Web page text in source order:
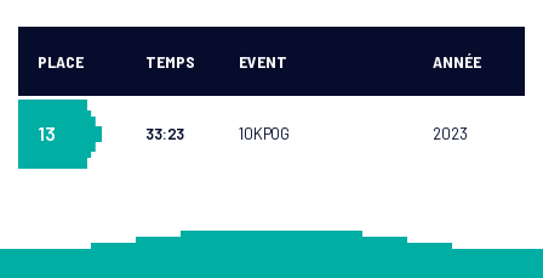
PLACE TEMPS EVENT ANNÉE
13 33:23 10KPOG 2023
10KPOG
COURSES
10KM